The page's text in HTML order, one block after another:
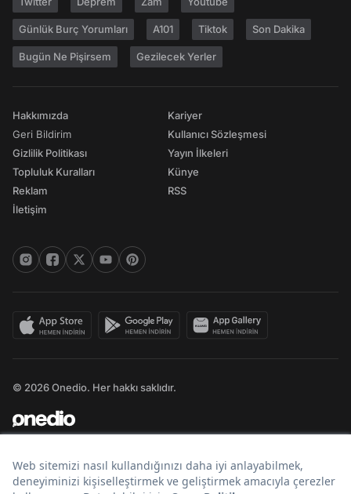
Günlük Burç Yorumları A101 Tiktok Son Dakika
Bugün Ne Pişirsem Gezilecek Yerler
Hakkımızda
Geri Bildirim
Gizlilik Politikası
Topluluk Kuralları
Reklam
İletişim
Kariyer
Kullanıcı Sözleşmesi
Yayın İlkeleri
Künye
RSS
© 2026 Onedio. Her hakkı saklıdır.
Bir markasıdır.